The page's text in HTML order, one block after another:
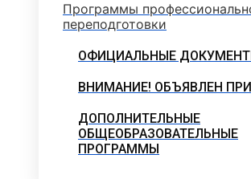
Программы
переподготовки
ОФИЦИАЛЬНЫЕ
ВНИМАНИЕ! ОБЪЯВЛЕН
ДОПОЛНИТЕЛЬНЫЕ
ОБЩЕОБРАЗОВАТЕЛЬНЫЕ
ПРОГРАММЫ